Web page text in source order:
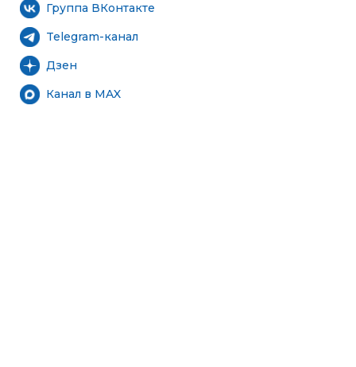
Группа ВКонтакте
Telegram-канал
Дзен
Канал в MAX